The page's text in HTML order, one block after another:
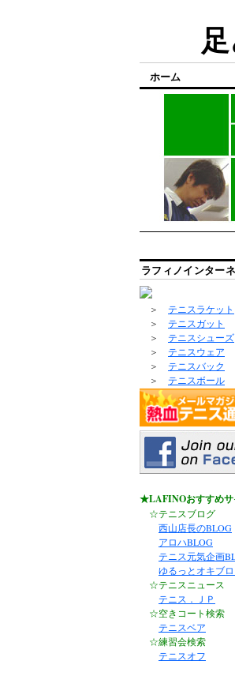
ホーム
ラフィノインター
＞ テニスラケット
＞ テニスガット
＞ テニスシューズ
＞ テニスウェア
＞ テニスバック
＞ テニスボール
★LAFINOおすすめサ
☆テニスブログ
西山店長のBLOG
アロハBLOG
テニス元気企画
ゆるっとオキブロ
☆テニスニュース
テニス．ＪＰ
☆空きコート検索
テニスベア
☆練習会検索
テニスオフ